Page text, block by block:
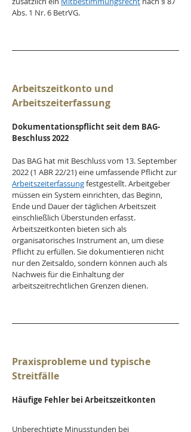
Abs. 1 Nr. 6 BetrVG.
Arbeitszeitkonto und
Arbeitszeiterfassung
Dokumentationspflicht seit dem BAG-
Beschluss 2022
Das BAG hat mit Beschluss vom 13. September
2022 (1 ABR 22/21) eine umfassende Pflicht zur
Arbeitszeiterfassung festgestellt. Arbeitgeber
müssen ein System einrichten, das Beginn,
Ende und Dauer der täglichen Arbeitszeit
einschließlich Überstunden erfasst.
Arbeitszeitkonten bieten sich als
organisatorisches Instrument an, um diese
Pflicht zu erfüllen. Sie dokumentieren nicht
nur den Zeitsaldo, sondern können auch als
Nachweis für die Einhaltung der
arbeitszeitrechtlichen Grenzen dienen.
Praxisprobleme und typische
Streitfälle
Häufige Fehler bei Arbeitszeitkonten
Unberechtigte Minusstunden bei